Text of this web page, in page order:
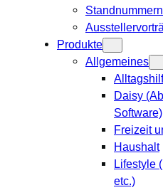
Produkte
Allgemeines
Daisy
Software)
Freizeit
Haushalt
Lifestyle
etc.)